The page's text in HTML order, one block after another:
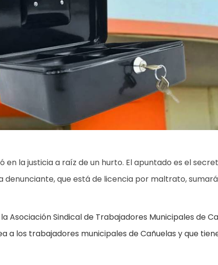
en la justicia a raíz de un hurto. El apuntado es el
denunciante, que está de licencia por maltrato,
Asociación Sindical de Trabajadores Municipales de
a los trabajadores municipales de Cañuelas y que